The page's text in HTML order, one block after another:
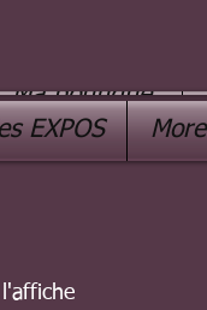
Ma boutique
EXPOS More
l'affiche